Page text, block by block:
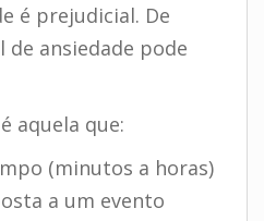
é prejudicial. De
ansiedade pode
é aquela que:
(minutos a horas)
a um evento